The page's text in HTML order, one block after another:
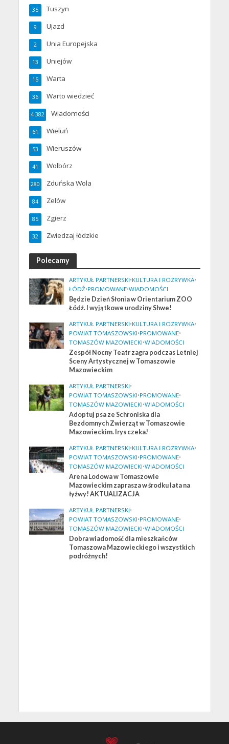
Tuszyn
35
Ujazd
9
Unia Europejska
2
Uniejów
13
Warta
15
Warto wiedzieć
36
Wiadomości
4 382
Wieluń
61
Wieruszów
53
Wolbórz
41
Zduńska Wola
280
Zelów
84
Zgierz
85
Zwiedzaj łódzkie
32
Polecamy
ARTYKUŁ PARTNERSKI•KULTURA I ROZRYWKA•
ŁÓDŹ•PROMOWANE•WIADOMOŚCI
Będzie Dzień Słonia w Orientarium ZOO
Łódź. I wyjątkowe urodziny Shwe!
ARTYKUŁ PARTNERSKI•KULTURA I ROZRYWKA•
POWIAT TOMASZOWSKI•PROMOWANE•
TOMASZÓW MAZOWIECKI•WIADOMOŚCI
Zespół Nocny Teatr zagra podczas Letniej
Sceny Artystycznej w Tomaszowie
Mazowieckim
ARTYKUŁ PARTNERSKI•
POWIAT TOMASZOWSKI•PROMOWANE•
TOMASZÓW MAZOWIECKI•WIADOMOŚCI
Adoptuj psa ze Schroniska dla
Bezdomnych Zwierząt w Tomaszowie
Mazowieckim. Irys czeka!
ARTYKUŁ PARTNERSKI•KULTURA I ROZRYWKA•
POWIAT TOMASZOWSKI•PROMOWANE•
TOMASZÓW MAZOWIECKI•WIADOMOŚCI
Arena Lodowa w Tomaszowie
Mazowieckim zaprasza w środku lata na
łyżwy! AKTUALIZACJA
ARTYKUŁ PARTNERSKI•
POWIAT TOMASZOWSKI•PROMOWANE•
TOMASZÓW MAZOWIECKI•WIADOMOŚCI
Dobra wiadomość dla mieszkańców
Tomaszowa Mazowieckiego i wszystkich
podróżnych!